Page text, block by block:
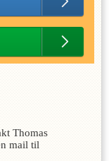
Thomas
mail til